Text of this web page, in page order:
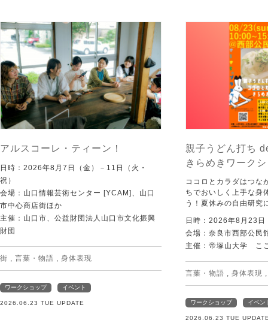
アルスコーレ・ティーン！
日時：2026年8月7日（金）－11日（火・
祝）
会場：山口情報芸術センター [YCAM]、山口
市中心商店街ほか
主催：山口市、公益財団法人山口市文化振興
財団
街 言葉・物語 身体表現
ワークショップ イベント
2026.06.23 TUE UPDATE
親子うどん打ち
きらめきワーク
ココロとカラダはつな
ちでおいしく上手な身
う！夏休みの自由研究
日時：2026年8月23日
会場：奈良市西部公民
主催：帝塚山大学 こ
言葉・物語 身体表現
ワークショップ イベン
2026.06.23 TUE